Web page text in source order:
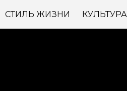
СТИЛЬ ЖИЗНИ КУЛЬТУРА